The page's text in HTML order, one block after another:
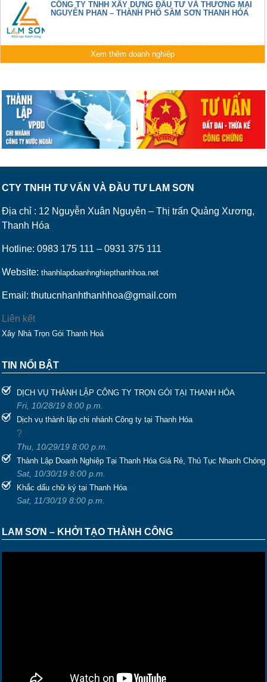
CÔNG TY TNHH XÂY DỰNG ĐẦU TƯ VÀ THƯƠNG MẠI
NGUYỄN PHAN – THÀNH PHỐ SẦM SƠN THANH HÓA
Xem thêm doanh nghiệp
CTY TNHH TƯ VẤN VÀ ĐẦU TƯ LAM SƠN
Địa chỉ : 12 Nguyễn Xuân Nguyên – Thị trấn Quảng Xương,
Thanh Hóa
Hotline: 0983 175 111 – 0931 375 111
Website: thanhlapdoanhnghiepthanhhoa.net
Email: thutucnhanhthanhhoa@gmail.com
Liên kết
Xây Nhà Trọn Gói Thanh Hoá
TIN NỔI BẬT
DỊCH VỤ THÀNH LẬP CÔNG TY TRỌN GÓI TẠI THANH HÓA
Fri, 10/28/19 8:00 p.m.
Dịch vụ thành lập chi nhánh Công ty tại Thanh Hóa
?
Thu, 10/29/19 8:00 p.m.
Thành Lập Doanh Nghiệp Tại Thanh Hóa Giá Rẻ, Thủ Tục Nhanh Chóng
Sat, 10/30/19 8:00 p.m.
Khắc dấu chữ ký tại Thanh Hóa
Sat, 11/30/19 8:00 p.m.
LAM SƠN – KHỞI TẠO THÀNH CÔNG